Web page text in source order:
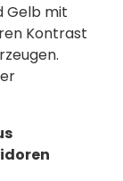
Gelb mit
Kontrast